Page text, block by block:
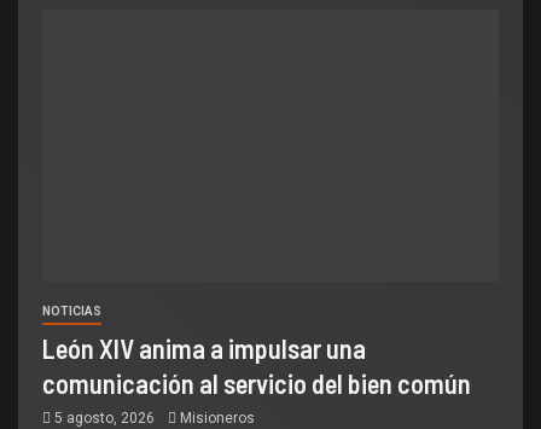
NOTICIAS
León XIV anima a impulsar una
comunicación al servicio del bien común
5 agosto, 2026 Misioneros